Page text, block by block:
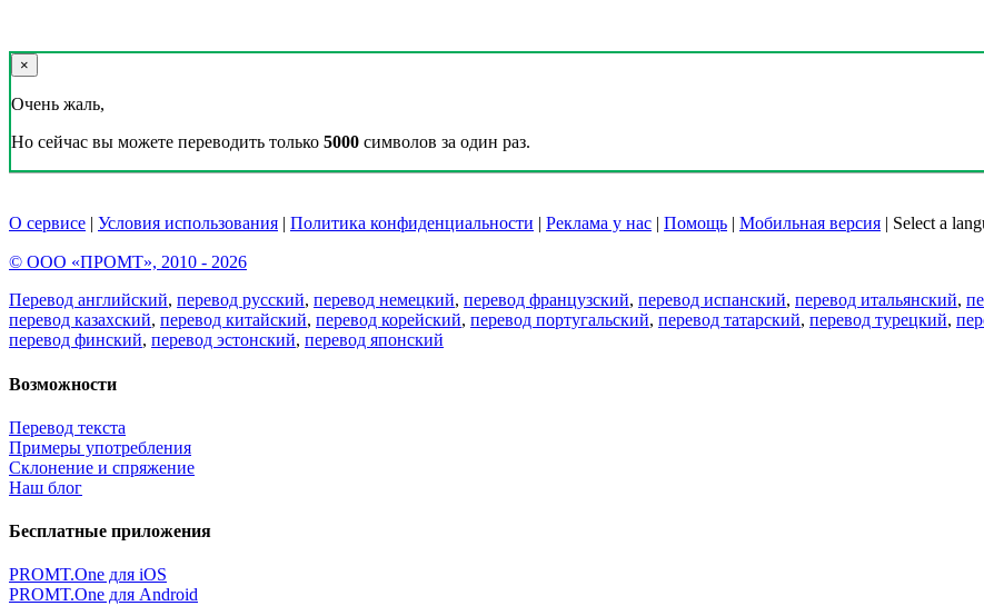
×
Очень жаль,
Но сейчас вы можете переводить только 5000 символов за один раз.
О сервисе | Условия использования | Политика конфиденциальности | Реклама у нас | Помощь | Мобильная версия | Select a
© ООО «ПРОМТ», 2010 - 2026
Перевод английский, перевод русский, перевод немецкий, перевод французский, перевод испанский, перевод итальянский,
перевод казахский, перевод китайский, перевод корейский, перевод португальский, перевод татарский, перевод турецкий,
перевод финский, перевод эстонский, перевод японский
Возможности
Перевод текста
Примеры употребления
Склонение и спряжение
Наш блог
Бесплатные приложения
PROMT.One для iOS
PROMT.One для Android